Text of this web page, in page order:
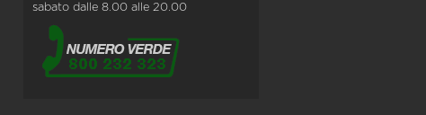
sabato dalle 8.00 alle 20.00